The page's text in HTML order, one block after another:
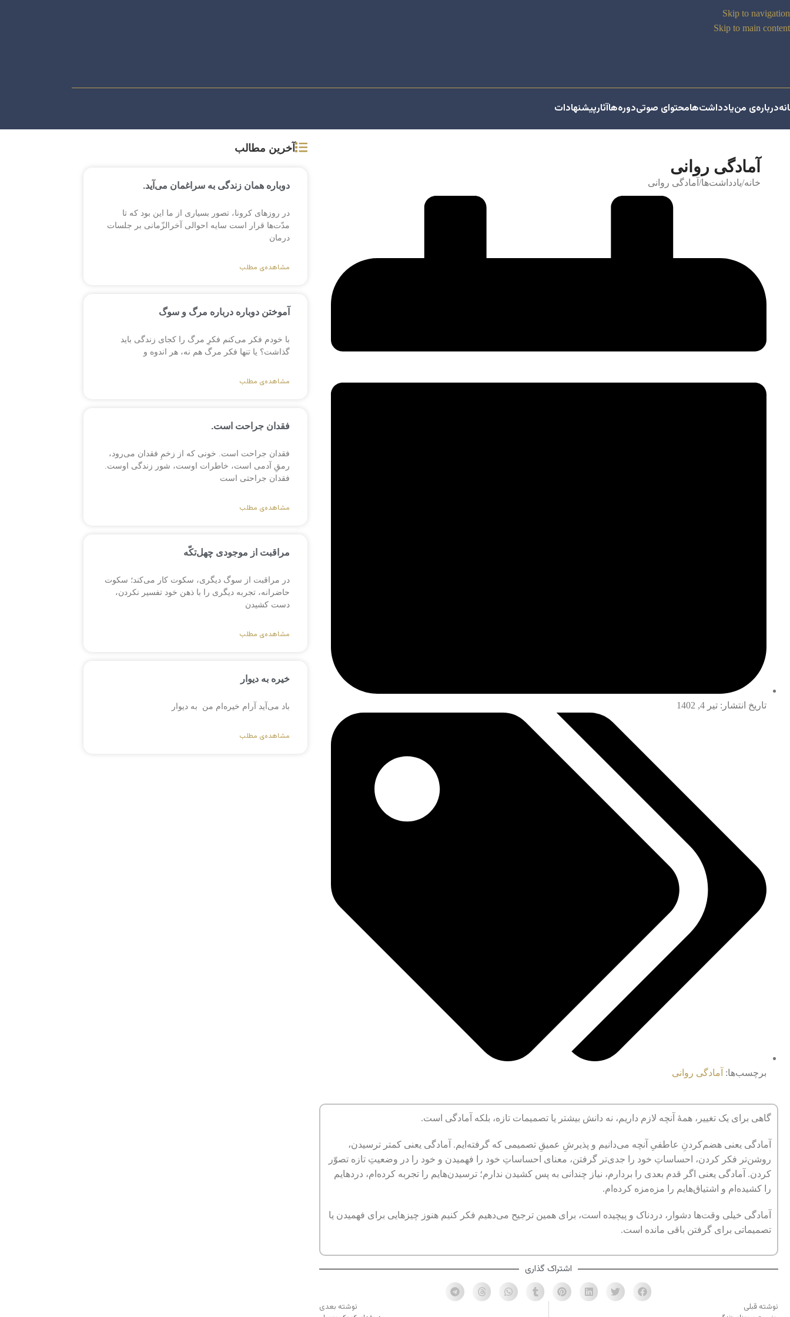
Skip to navigation
Skip to main content
درباره‌ی منیادداشت‌هامحتوای صوتیدوره‌هاآثارپیشنهادات
آمادگی روانی
خانه یادداشت‌ها آمادگی روانی
تاریخ انتشار: تیر 4, 1402
برچسب‌ها: آمادگی روانی
گاهی برای یک تغییر، همۀ آنچه لازم داریم، نه دانش بیشتر یا تصمیمات تازه، بلکه آمادگی است.
آمادگی یعنی هضم‌کردنِ عاطفیِ آنچه می‌دانیم و پذیرشِ عمیقِ تصمیمی که گرفته‌ایم. آمادگی یعنی کمتر ترسیدن،
روشن‌تر فکر کردن، احساساتِ خود را جدی‌تر گرفتن، معنای احساساتِ خود را فهمیدن و خود را در وضعیتِ تازه تصوّر
کردن. آمادگی یعنی اگر قدم بعدی را بردارم، نیاز چندانی به پس کشیدن ندارم؛ ترسیدن‌هایم را تجربه کرده‌ام، دردهایم
را کشیده‌ام و اشتیاق‌هایم را مزه‌مزه کرده‌ام.
آمادگی خیلی وقت‌ها دشوار، دردناک و پیچیده است، برای همین ترجیح می‌دهیم فکر کنیم هنوز چیزهایی برای فهمیدن یا
تصمیماتی برای گرفتن باقی مانده است.
اشتراک گذاری
نوشته قبلی نوشته بعدی
آخرین مطالب
دوباره همان زندگی به سراغمان می‌آید.
در روزهای کرونا، تصور بسیاری از ما این بود که تا
مدّت‌ها قرار است سایه احوالی آخرالزّمانی بر جلسات
درمان
مشاهده‌ی مطلب
آموختن دوباره درباره مرگ و سوگ
با خودم فکر می‌کنم فکرِ مرگ را کجای زندگی باید
گذاشت؟ یا تنها فکر مرگ هم نه، هر اندوه و
مشاهده‌ی مطلب
فقدان جراحت است.
فقدان جراحت است. خونی که از زخمِ فقدان می‌رود،
رمقِ آدمی است، خاطرات اوست، شور زندگی اوست.
فقدان جراحتی است
مشاهده‌ی مطلب
مراقبت از موجودی چهل‌تکّه
در مراقبت از سوگ دیگری، سکوت کار می‌کند؛ سکوت
حاضرانه، تجربه دیگری را با ذهن خود تفسیر نکردن،
دست کشیدن
مشاهده‌ی مطلب
خیره به دیوار
باد می‌آید آرام خیره‌ام من به دیوار
مشاهده‌ی مطلب